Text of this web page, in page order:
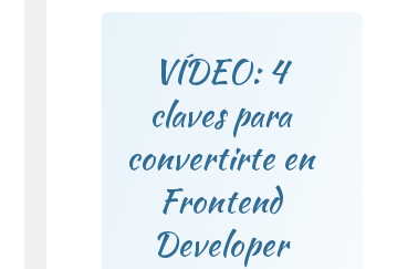
VÍDEO: 4
claves para
convertirte en
Frontend
Developer